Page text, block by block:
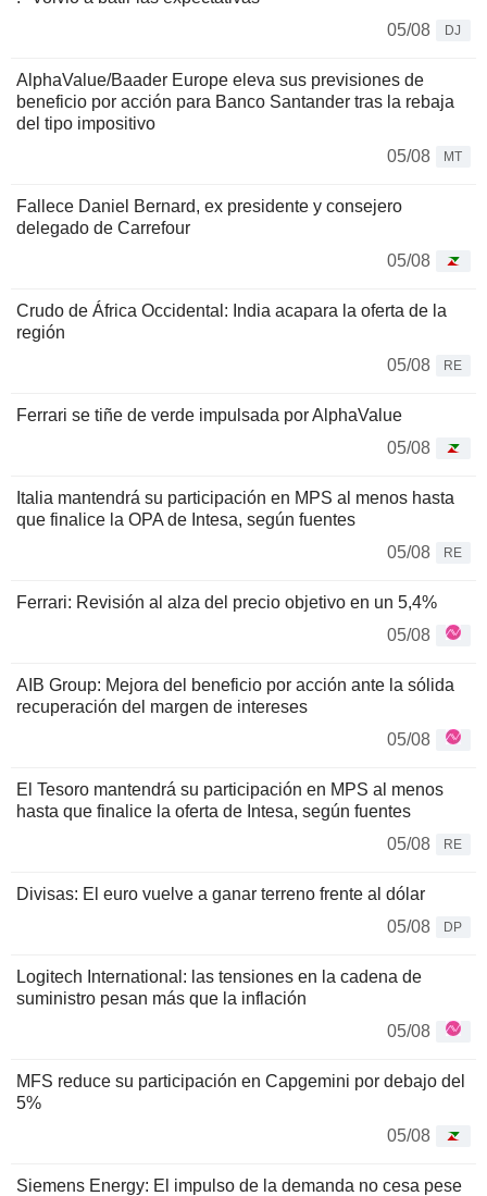
05/08
DJ
AlphaValue/Baader Europe eleva sus previsiones de
beneficio por acción para Banco Santander tras la rebaja
del tipo impositivo
05/08
MT
Fallece Daniel Bernard, ex presidente y consejero
delegado de Carrefour
05/08
Crudo de África Occidental: India acapara la oferta de la
región
05/08
RE
Ferrari se tiñe de verde impulsada por AlphaValue
05/08
Italia mantendrá su participación en MPS al menos hasta
que finalice la OPA de Intesa, según fuentes
05/08
RE
Ferrari: Revisión al alza del precio objetivo en un 5,4%
05/08
AIB Group: Mejora del beneficio por acción ante la sólida
recuperación del margen de intereses
05/08
El Tesoro mantendrá su participación en MPS al menos
hasta que finalice la oferta de Intesa, según fuentes
05/08
RE
Divisas: El euro vuelve a ganar terreno frente al dólar
05/08
DP
Logitech International: las tensiones en la cadena de
suministro pesan más que la inflación
05/08
MFS reduce su participación en Capgemini por debajo del
5%
05/08
Siemens Energy: El impulso de la demanda no cesa pese